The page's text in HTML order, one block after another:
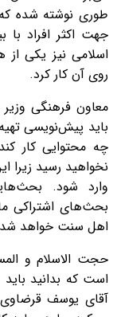
طوری نوشته شده
جهت اکثر افراد
اسلامی نیز یکی
روی آن کار کرد.
معاون فرهنگی
باید پیش‌نویسی
چه محتوایی کار
نخواهید رسید زیرا
وارد شود.
بحث‌های اشتراکی
اهل سنت خواهد
حجت الاسلام و
است که بدانید
آقای یوسف